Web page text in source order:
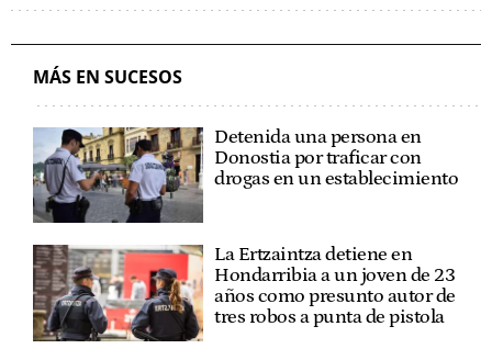
MÁS EN SUCESOS
Detenida una persona en
Donostia por traficar con
drogas en un establecimiento
La Ertzaintza detiene en
Hondarribia a un joven de 23
años como presunto autor de
tres robos a punta de pistola